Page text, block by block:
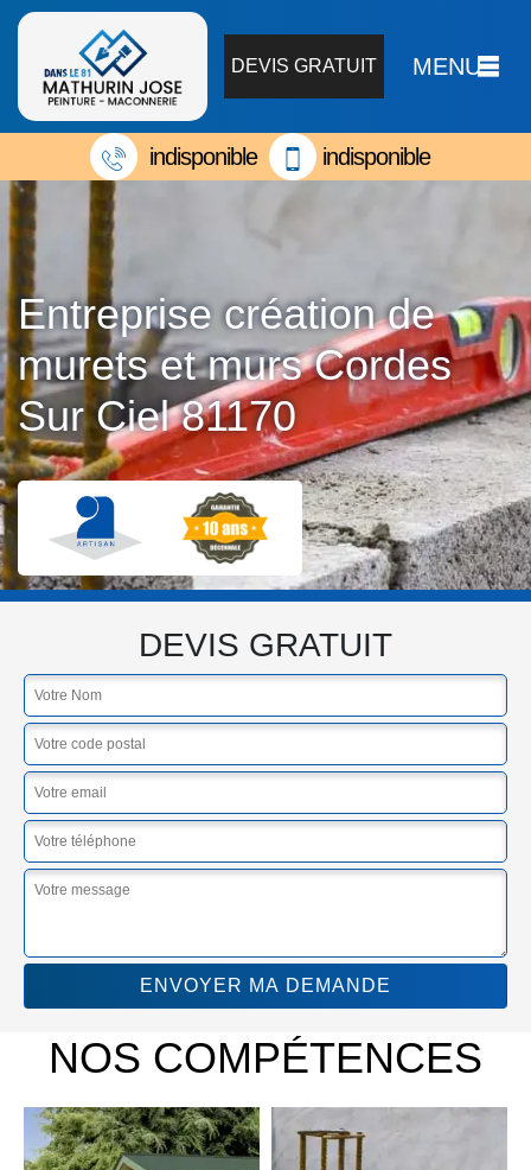
DEVIS GRATUIT MENU
indisponible indisponible
Entreprise création de
murets et murs Cordes
Sur Ciel 81170
DEVIS GRATUIT
NOS COMPÉTENCES